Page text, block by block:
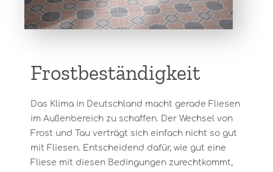
Frostbeständigkeit
Das Klima in Deutschland macht gerade Fliesen
im Außenbereich zu schaffen. Der Wechsel von
Frost und Tau verträgt sich einfach nicht so gut
mit Fliesen. Entscheidend dafür, wie gut eine
Fliese mit diesen Bedingungen zurechtkommt,